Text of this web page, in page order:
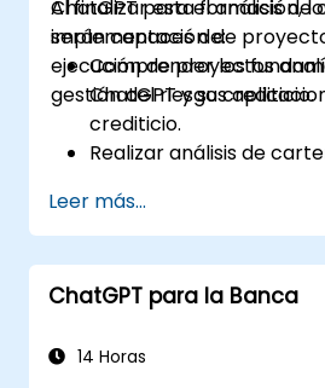
ChatGPT para el análisis de
implementación de
ejecución de proyectos
gestión del riesgo crediticio.
Al finalizar esta formación,
serán capaces de:
Comprender los
ChatGPT y sus
crediticio.
Realizar análisis de
ChatGPT.
Implementar proyectos
analítica con la
Optimizar los procesos
en el flujo de trabajo del
Leer más...
ChatGPT para la Banca
14 Horas